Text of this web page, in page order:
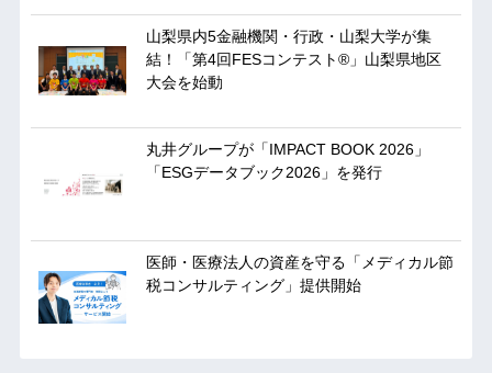
山梨県内5金融機関・行政・山梨大学が集
結！「第4回FESコンテスト®」山梨県地区
大会を始動
丸井グループが「IMPACT BOOK 2026」
「ESGデータブック2026」を発行
医師・医療法人の資産を守る「メディカル節
税コンサルティング」提供開始